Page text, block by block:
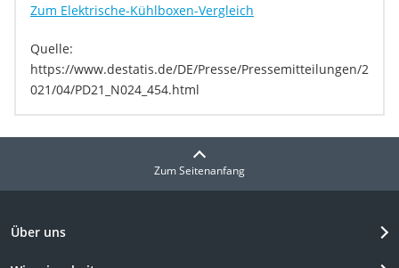
Zum Elektrische-Kühlboxen-Vergleich
Quelle:
https://www.destatis.de/DE/Presse/Pressemitteilungen/2
021/04/PD21_N024_454.html
Zum Seitenanfang
Über uns